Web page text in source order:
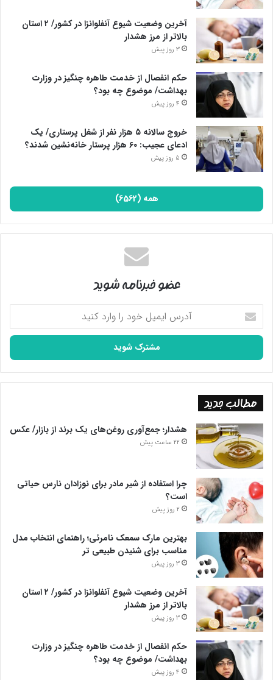
آخرین وضعیت شیوع آنفلوانزا در کشور/ ۲ استان
بالاتر از مرز هشدار
3 روز پیش
حکم انفصال از خدمت طاهره چنگیز در وزارت
بهداشت/ موضوع چه بود؟
4 روز پیش
خروج سالانه ۵ هزار نفر از شغل پرستاری/ یک
ادعای عجیب: ۶۰ هزار پرستار خانه‌نشین شدند؟
5 روز پیش
همه (6562)
عضو خبرنامه شوید
آدرس
ایمیل
خود
وارد
کنید
مطالب جدید
هشدار؛ جمع‌آوری روغن‌های یک برند از بازار/ عکس
22 ساعت پیش
چرا استفاده از شیر مادر برای نوزادان نارس حیاتی
است؟
2 روز پیش
بهترین مارک سمعک نامرئی؛ راهنمای انتخاب مدل
مناسب برای شنیدن طبیعی تر
3 روز پیش
آخرین وضعیت شیوع آنفلوانزا در کشور/ ۲ استان
بالاتر از مرز هشدار
3 روز پیش
حکم انفصال از خدمت طاهره چنگیز در وزارت
بهداشت/ موضوع چه بود؟
4 روز پیش